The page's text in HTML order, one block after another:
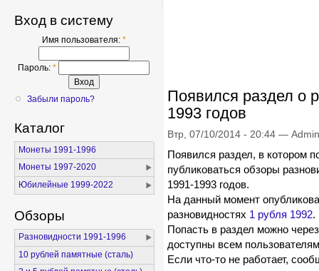
Вход в систему
Имя пользователя: *
Пароль: *
Забыли пароль?
Каталог
Монеты 1991-1996
Монеты 1997-2020
Юбилейные 1999-2022
Обзоры
Разновидности 1991-1996
10 рублей памятные (сталь)
Появился раздел о
1993 годов
Втр, 07/10/2014 - 20:44 — Admin
Появился раздел, в котором
публиковаться обзоры
1991-1993 годов.
На данный момент
разновидностях 1 рубля 1992.
Попасть в раздел можно
доступны всем
Если что-то не работает,